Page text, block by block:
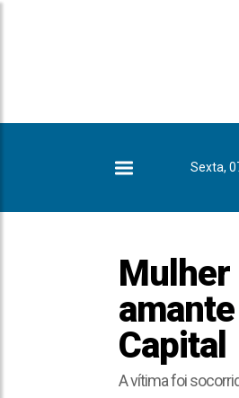
Sexta,
Mulher
Capital
A vítima foi